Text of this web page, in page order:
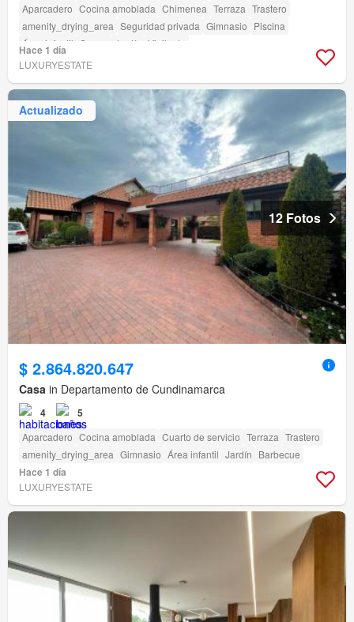
Aparcadero Cocina amoblada Chimenea Terraza Trastero
amenity_drying_area Seguridad privada Gimnasio Piscina
Área infantil Sauna Jardín Vigilante
Hace 1 día
LUXURYESTATE
Actualizado
12 Fotos
$ 2.864.820.647
Casa in Departamento de Cundinamarca
4 5
Aparcadero Cocina amoblada Cuarto de servicio Terraza Trastero
amenity_drying_area Gimnasio Área infantil Jardín Barbecue
Hace 1 día
LUXURYESTATE